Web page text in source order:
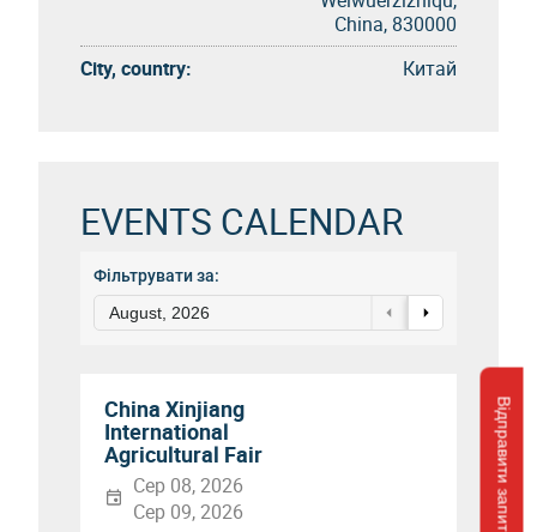
Відправити запит
China, 830000
City, country:
Китай
EVENTS CALENDAR
Фільтрувати за:
August, 2026
China Xinjiang
International
Agricultural Fair
Сер 08, 2026
Сер 09, 2026